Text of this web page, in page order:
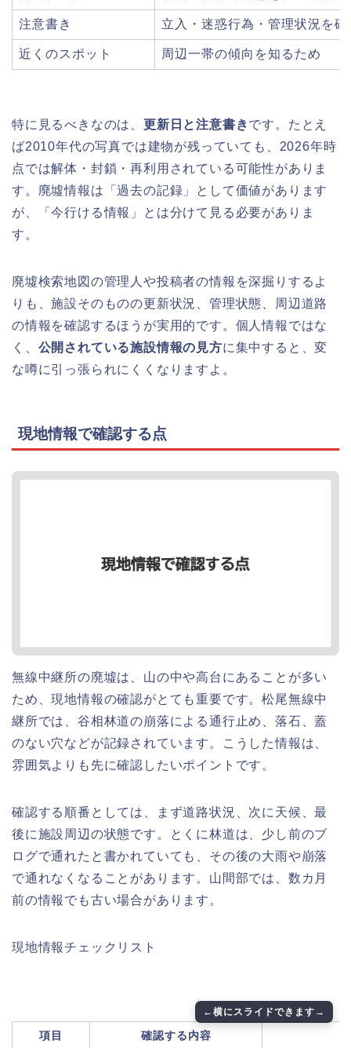
注意書き 立入・迷惑行為・管理状況を
近くのスポット 周辺一帯の傾向を知るため
特に見るべきなのは、 更新日と注意書きです。たとえ
ば2010年代の写真では建物が残っていても、2026年時
点では解体・封鎖・再利用されている可能性がありま
す。廃墟情報は「過去の記録」として価値があります
が、「今行ける情報」とは分けて見る必要がありま
す。
廃墟検索地図の管理人や投稿者の情報を深掘りするよ
りも、施設そのものの更新状況、管理状態、周辺道路
の情報を確認するほうが実用的です。個人情報ではな
く、 公開されている施設情報の見方に集中すると、変
な噂に引っ張られにくくなりますよ。
現地情報で確認する点
無線中継所の廃墟は、山の中や高台にあることが多い
ため、現地情報の確認がとても重要です。松尾無線中
継所では、谷相林道の崩落による通行止め、落石、蓋
のない穴などが記録されています。こうした情報は、
雰囲気よりも先に確認したいポイントです。
確認する順番としては、まず道路状況、次に天候、最
後に施設周辺の状態です。とくに林道は、少し前のブ
ログで通れたと書かれていても、その後の大雨や崩落
で通れなくなることがあります。山間部では、数カ月
前の情報でも古い場合があります。
現地情報チェックリスト
項目 確認する内容